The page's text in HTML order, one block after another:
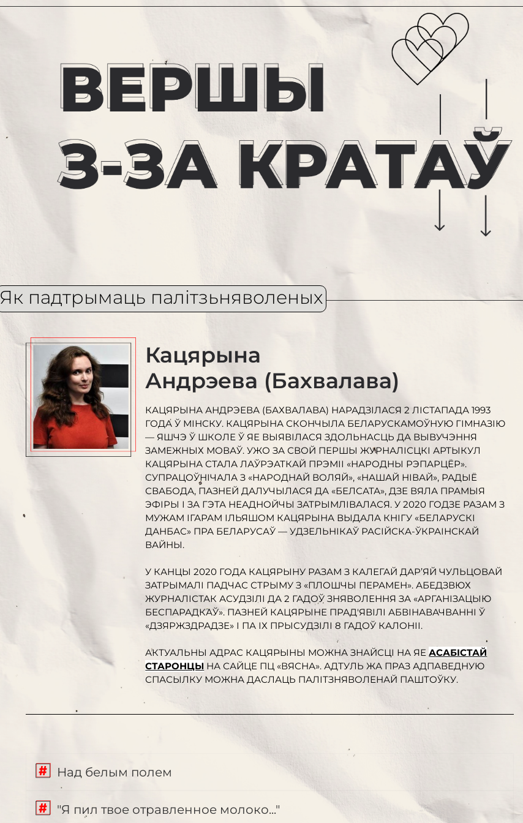
Як падтрымаць палітзьняволеных
Кацярына
Андрэева (Бахвалава)
КАЦЯРЫНА АНДРЭЕВА (БАХВАЛАВА) НАРАДЗІЛАСЯ 2 ЛІСТАПАДА 1993
ГОДА Ў МІНСКУ. КАЦЯРЫНА СКОНЧЫЛА БЕЛАРУСКАМОЎНУЮ ГІМНАЗІЮ
— ЯШЧЭ Ў ШКОЛЕ Ў ЯЕ ВЫЯВІЛАСЯ ЗДОЛЬНАСЦЬ ДА ВЫВУЧЭННЯ
ЗАМЕЖНЫХ МОВАЎ. УЖО ЗА СВОЙ ПЕРШЫ ЖУРНАЛІСЦКІ АРТЫКУЛ
КАЦЯРЫНА СТАЛА ЛАЎРЭАТКАЙ ПРЭМІІ «НАРОДНЫ РЭПАРЦЁР».
СУПРАЦОЎНІЧАЛА З «НАРОДНАЙ ВОЛЯЙ», «НАШАЙ НІВАЙ», РАДЫЁ
СВАБОДА, ПАЗНЕЙ ДАЛУЧЫЛАСЯ ДА «БЕЛСАТА», ДЗЕ ВЯЛА ПРАМЫЯ
ЭФІРЫ І ЗА ГЭТА НЕАДНОЙЧЫ ЗАТРЫМЛІВАЛАСЯ. У 2020 ГОДЗЕ РАЗАМ З
МУЖАМ ІГАРАМ ІЛЬЯШОМ КАЦЯРЫНА ВЫДАЛА КНІГУ «БЕЛАРУСКІ
ДАНБАС» ПРА БЕЛАРУСАЎ — УДЗЕЛЬНІКАЎ РАСІЙСКА-ЎКРАІНСКАЙ
ВАЙНЫ.
У КАНЦЫ 2020 ГОДА КАЦЯРЫНУ РАЗАМ З КАЛЕГАЙ ДАР’ЯЙ ЧУЛЬЦОВАЙ
ЗАТРЫМАЛІ ПАДЧАС СТРЫМУ З «ПЛОШЧЫ ПЕРАМЕН». АБЕДЗВЮХ
ЖУРНАЛІСТАК АСУДЗІЛІ ДА 2 ГАДОЎ ЗНЯВОЛЕННЯ ЗА «АРГАНІЗАЦЫЮ
БЕСПАРАДКАЎ». ПАЗНЕЙ КАЦЯРЫНЕ ПРАД'ЯВІЛІ АБВІНАВАЧВАННІ Ў
«ДЗЯРЖЗДРАДЗЕ» І ПА ІХ ПРЫСУДЗІЛІ 8 ГАДОЎ КАЛОНІІ.
АКТУАЛЬНЫ АДРАС КАЦЯРЫНЫ МОЖНА ЗНАЙСЦІ НА ЯЕАСАБІСТАЙ
СТАРОНЦЫ НА САЙЦЕ ПЦ «ВЯСНА». АДТУЛЬ ЖА ПРАЗ АДПАВЕДНУЮ
СПАСЫЛКУ МОЖНА ДАСЛАЦЬ ПАЛІТЗНЯВОЛЕНАЙ ПАШТОЎКУ.
Над белым полем
"Я пил твое отравленное молоко..."